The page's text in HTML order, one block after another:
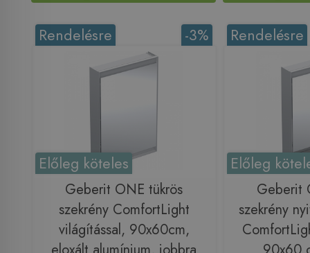
-3%
Rendelésre
Előleg köteles
Geberit ONE tükrös
szekrény ComfortLight
világítással, 90x60cm,
Rendelésre
Előleg
Geberit
szekrény